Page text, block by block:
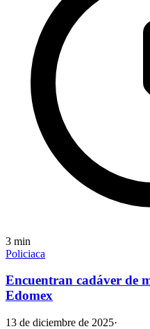
3 min
Policiaca
Encuentran cadáver de
Edomex
13 de diciembre de 2025·